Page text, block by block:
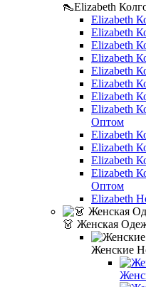
👠Elizabeth
Elizabeth
Elizabeth
Elizabeth
Elizabeth
Elizabeth
Elizabeth
Elizabeth
Elizabeth
Оптом
Elizabeth
Elizabeth
Elizabeth
Elizabeth
Оптом
Elizabeth
👗 Женская
Женские